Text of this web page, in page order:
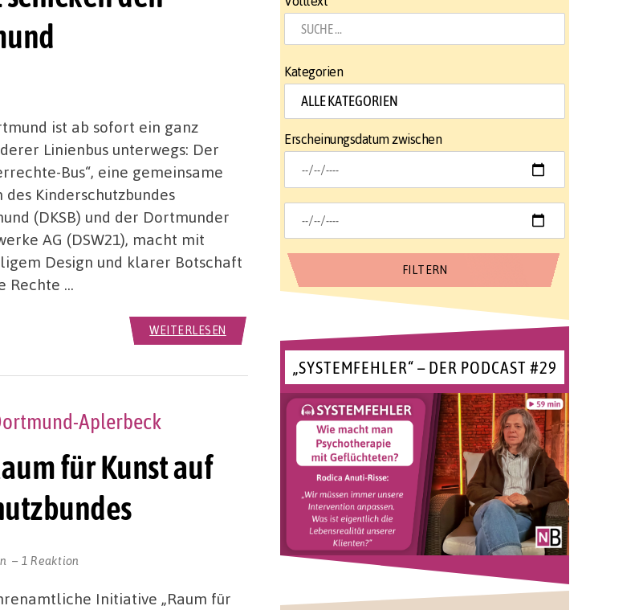
ist ab sofort ein ganz
Linienbus unterwegs: Der
Bus“, eine gemeinsame
des Kinderschutzbundes
(DKSB) und der Dortmunder
AG (DSW21), macht mit
Design und klarer Botschaft
Rechte …
WEITERLESEN
für Kunst auf
Aplerbeck
1 Reaktion
Initiative „Raum für
Kategorien
Erscheinungsdatum zwischen
„SYSTEMFEHLER“ – DER PODCAST #29